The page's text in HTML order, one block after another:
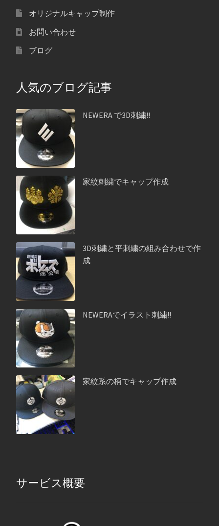
オリジナルキャップ制作
お問い合わせ
ブログ
人気のブログ記事
NEWERA で3D刺繍!!
家紋刺繍でキャップ作成
3D刺繍と平刺繍の組み合わせで作
成
NEWERAでイラスト刺繍!!
家紋系の柄でキャップ作成
サービス概要